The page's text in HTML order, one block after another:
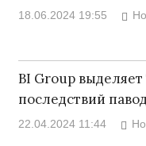
18.06.2024 19:55
BI Group
последствий
22.04.2024 11:44